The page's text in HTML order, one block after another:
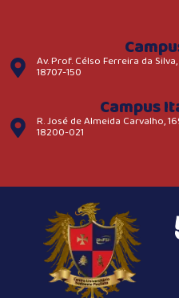
Av. Prof. Célso Ferreira da
18707-150
Campus
R. José de Almeida Carvalho,
18200-021